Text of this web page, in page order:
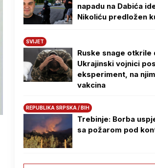
napadu na Dabića
Nikoliću predložen
SVIJET
Ruske snage otkrile
Ukrajinski vojnici
eksperiment, na
vakcina
REPUBLIKA SRPSKA / BIH
Trebinje: Borba
sa požarom pod